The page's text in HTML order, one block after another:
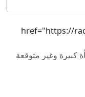
href="https://
كبيرة وغير متوقعة